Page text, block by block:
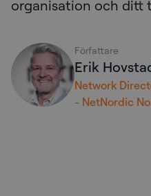
organisation och ditt
Författare
Erik
Network
- NetNordic